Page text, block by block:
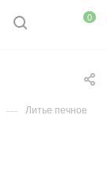
0
— Литье печное